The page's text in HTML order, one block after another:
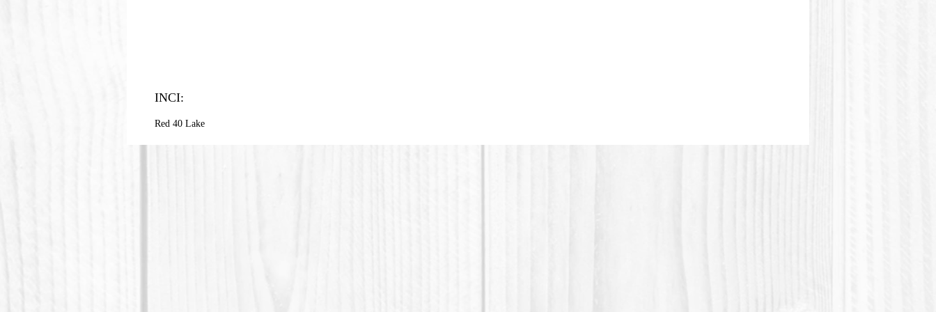
INCI:
Red 40 Lake